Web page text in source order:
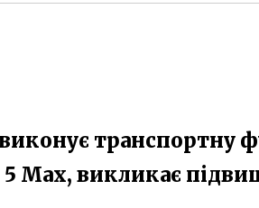
транспортну
Мах, викликає